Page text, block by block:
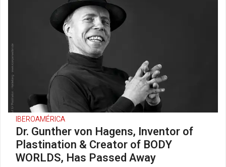
IBEROAMÉRICA
Dr. Gunther von Hagens, Inventor of
Plastination & Creator of BODY
WORLDS, Has Passed Away